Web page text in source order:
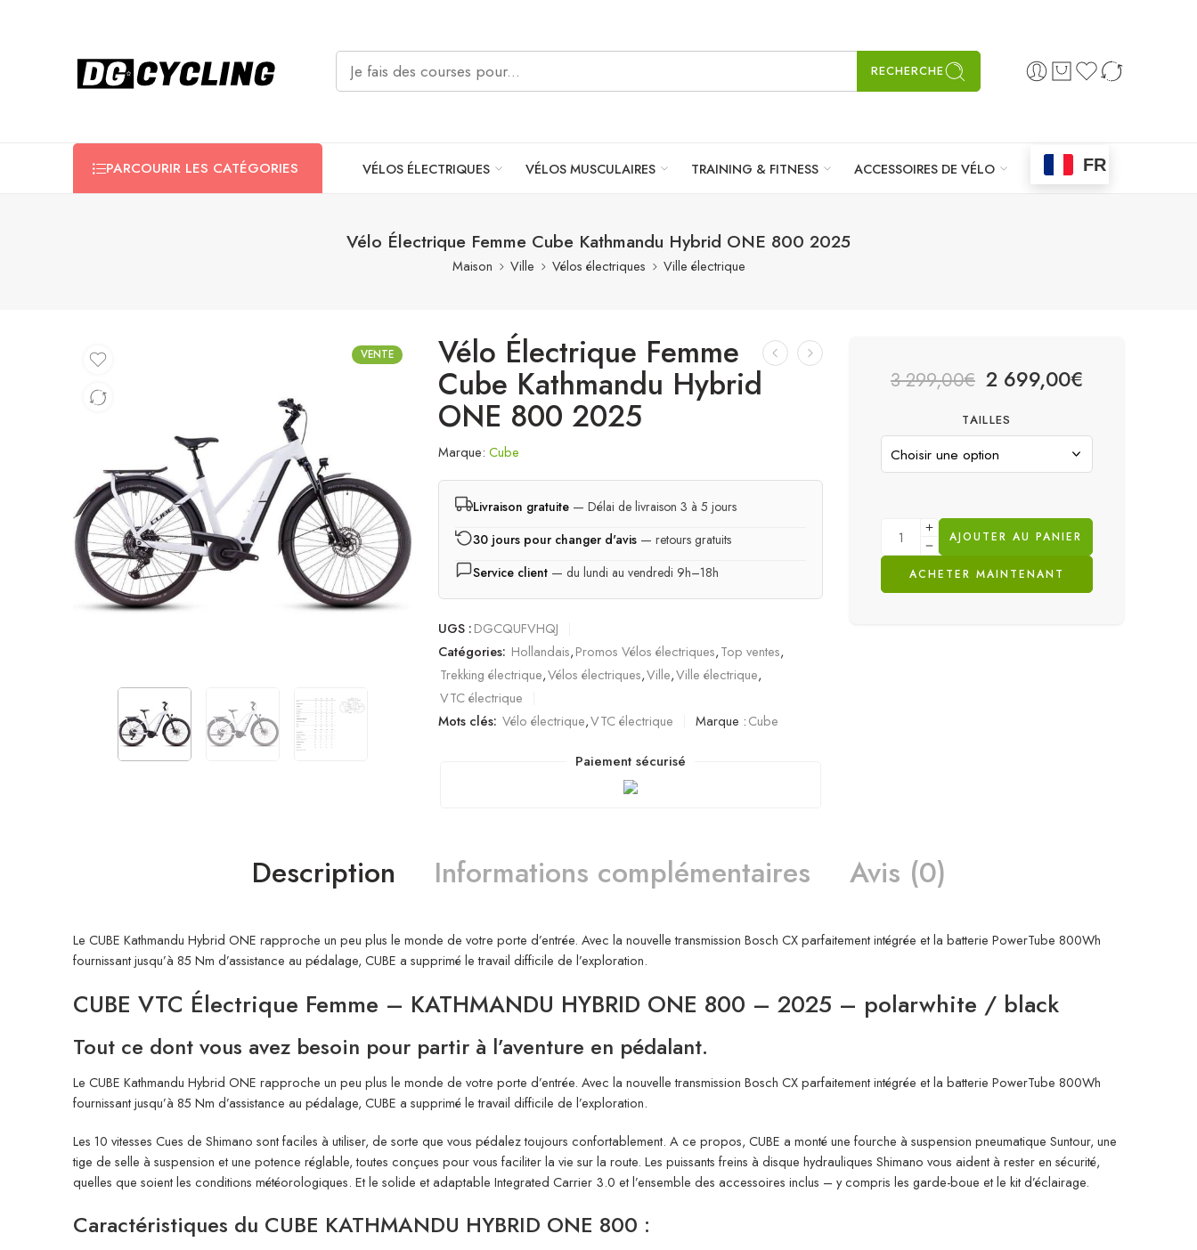
RECHERCHE
PARCOURIR LES CATÉGORIES VÉLOS ÉLECTRIQUES VÉLOS MUSCULAIRES TRAINING & FITNESS ACCESSOIRES DE VÉLO FR
Vélo Électrique Femme Cube Kathmandu Hybrid ONE 800 2025
Maison Ville Vélos électriques Ville électrique
VENTE Vélo Électrique Femme
Cube Kathmandu Hybrid
ONE 800 2025
Marque: Cube
Livraison gratuite — Délai de livraison 3 à 5 jours
30 jours pour changer d'avis — retours gratuits
Service client — du lundi au vendredi 9h–18h
UGS :DGCQUFVHQJ
Catégories: Hollandais,Promos Vélos électriques,Top ventes,
Trekking électrique,Vélos électriques,Ville,Ville électrique,
VTC électrique
Mots clés: Vélo électrique,VTC électrique Marque :Cube
Paiement sécurisé
3 299,00€ 2 699,00€
TAILLES
AJOUTER AU PANIER
ACHETER MAINTENANT
Description Informations complémentaires Avis (0)
Le CUBE Kathmandu Hybrid ONE rapproche un peu plus le monde de votre porte d’entrée. Avec la nouvelle transmission Bosch CX parfaitement intégrée et la batterie PowerTube 800Wh
fournissant jusqu’à 85 Nm d’assistance au pédalage, CUBE a supprimé le travail difficile de l’exploration.
CUBE VTC Électrique Femme – KATHMANDU HYBRID ONE 800 – 2025 – polarwhite / black
Tout ce dont vous avez besoin pour partir à l’aventure en pédalant.
Le CUBE Kathmandu Hybrid ONE rapproche un peu plus le monde de votre porte d’entrée. Avec la nouvelle transmission Bosch CX parfaitement intégrée et la batterie PowerTube 800Wh
fournissant jusqu’à 85 Nm d’assistance au pédalage, CUBE a supprimé le travail difficile de l’exploration.
Les 10 vitesses Cues de Shimano sont faciles à utiliser, de sorte que vous pédalez toujours confortablement. A ce propos, CUBE a monté une fourche à suspension pneumatique Suntour, une
tige de selle à suspension et une potence réglable, toutes conçues pour vous faciliter la vie sur la route. Les puissants freins à disque hydrauliques Shimano vous aident à rester en sécurité,
quelles que soient les conditions météorologiques. Et le solide et adaptable Integrated Carrier 3.0 et l’ensemble des accessoires inclus – y compris les garde-boue et le kit d’éclairage.
Caractéristiques du CUBE KATHMANDU HYBRID ONE 800 :